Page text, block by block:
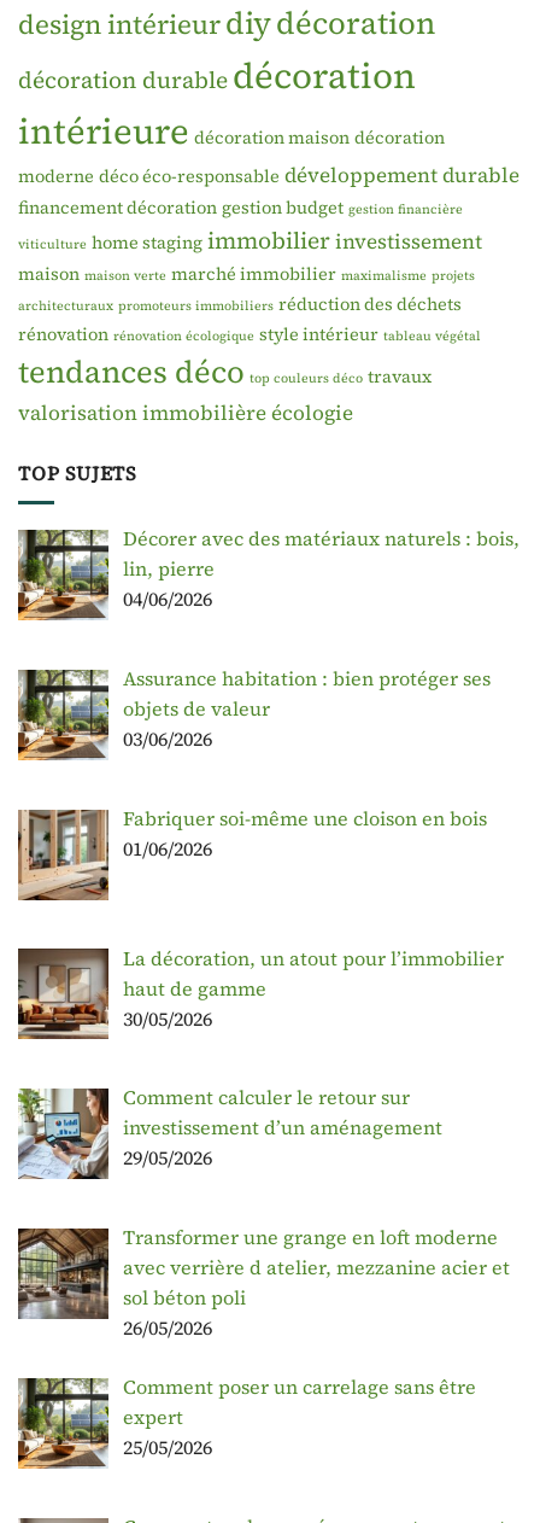
design intérieurdiydécoration
décoration durabledécoration
intérieure décoration maison décoration
moderne déco éco-responsable développement durable
financement décoration gestion budget gestion financière
viticulture home staging immobilierinvestissement
maison maison verte marché immobilier maximalisme projets
architecturaux promoteurs immobiliers réduction des déchets
rénovation rénovation écologique style intérieur tableau végétal
tendances déco top couleurs déco travaux
valorisation immobilièreécologie
TOP SUJETS
Décorer avec des matériaux naturels : bois,
lin, pierre
04/06/2026
Assurance habitation : bien protéger ses
objets de valeur
03/06/2026
Fabriquer soi-même une cloison en bois
01/06/2026
La décoration, un atout pour l’immobilier
haut de gamme
30/05/2026
Comment calculer le retour sur
investissement d’un aménagement
29/05/2026
Transformer une grange en loft moderne
avec verrière d atelier, mezzanine acier et
sol béton poli
26/05/2026
Comment poser un carrelage sans être
expert
25/05/2026